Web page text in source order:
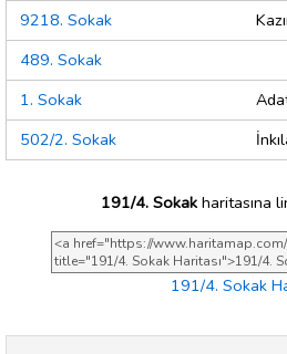
9218. Sokak
489. Sokak
1. Sokak
502/2. Sokak
191/4. Sokak haritasına
191/4. Sokak